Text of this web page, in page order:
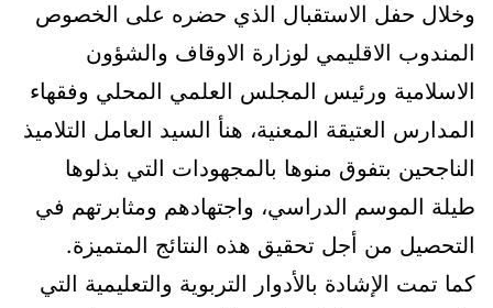
وخلال حفل الاستقبال الذي حضره على الخصوص
المندوب الاقليمي لوزارة الاوقاف والشؤون
الاسلامية ورئيس المجلس العلمي المحلي وفقهاء
المدارس العتيقة المعنية، هنأ السيد العامل التلاميذ
الناجحين بتفوق منوها بالمجهودات التي بذلوها
طيلة الموسم الدراسي، واجتهادهم ومثابرتهم في
التحصيل من أجل تحقيق هذه النتائج المتميزة.
كما تمت الإشادة بالأدوار التربوية والتعليمية التي